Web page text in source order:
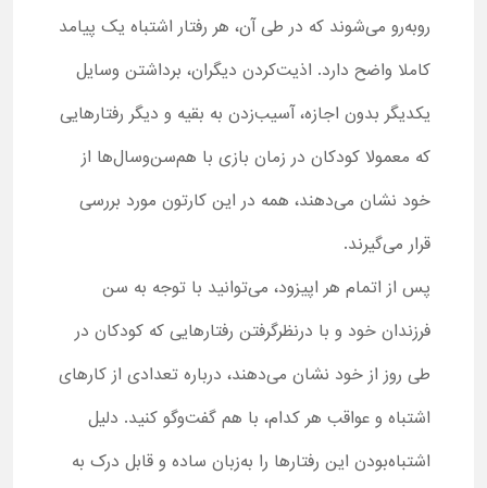
روبه‌رو می‌شوند که در طی آن، هر رفتار اشتباه یک پیامد
کاملا واضح دارد. اذیت‌کردن دیگران، برداشتن وسایل
یکدیگر بدون اجازه، آسیب‌زدن به بقیه و دیگر رفتارهایی
که معمولا کودکان در زمان بازی با هم‌سن‌و‌سال‌ها از
خود نشان می‌دهند، همه در این کارتون مورد بررسی
قرار می‌گیرند.
پس از اتمام هر اپیزود، می‌توانید با توجه به سن
فرزندان خود و با درنظرگرفتن رفتارهایی که کودکان در
طی روز از خود نشان می‌دهند، درباره تعدادی از کارهای
اشتباه و عواقب هر کدام، با هم گفت‌وگو کنید. دلیل
اشتباه‌بودن این رفتارها را به‌زبان ساده و قابل درک به